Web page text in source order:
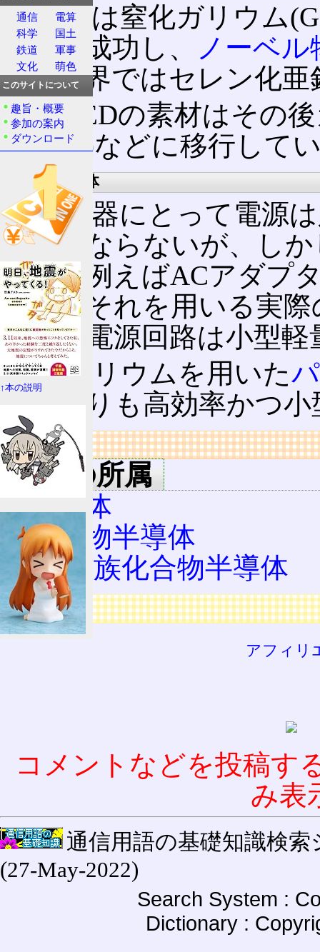
赤﨑勇は窒化ガリウム
開発に成功し、
ノーベ
時、世界ではセレン化亜
青色LEDの素材はその
(GaInN)などに移行して
パワー半導体
電気機器にとって電源
くてはならないが、し
ない。例えばACアダプ
あり、それを用いる実
ゆえに電源回路は小型
窒化ガリウムを用いた
ものよりも高効率かつ
リンク
用語の所属
半導体
化合物半導体
Ⅲ‐Ⅴ族化合物半導体
広告
アフィリ
コメントなどを投稿す
み表
通信用語の基礎知識検索
(27-May-2022)
Search System :
Dictionary :
通信
電算
科学
国土
鉄道
軍事
文化
萌色
このサイトについて
趣旨・概要
参加の案内
ダウンロード
↑本の説明